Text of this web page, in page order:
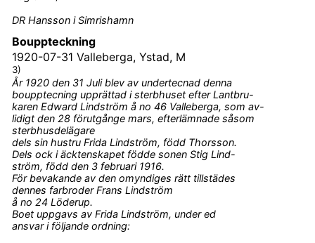
DR Hansson i Simrishamn
Bouppteckning
1920-07-31 Valleberga, Ystad, M
3)
År 1920 den 31 Juli blev av undertecnad denna
boupptecning upprättad i sterbhuset efter Lantbru-
karen Edward Lindström å no 46 Valleberga, som av-
lidigt den 28 förutgånge mars, efterlämnade såsom
sterbhusdelägare
dels sin hustru Frida Lindström, född Thorsson.
Dels ock i äcktenskapet födde sonen Stig Lind-
ström, född den 3 februari 1916.
För bevakande av den omyndiges rätt tillstädes
dennes farbroder Frans Lindström
å no 24 Löderup.
Boet uppgavs av Frida Lindström, under ed
ansvar i följande ordning: